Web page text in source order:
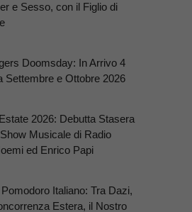
e Sesso, con il Figlio di
Doomsday: In Arrivo 4
Settembre e Ottobre 2026
2026: Debutta Stasera
Musicale di Radio
ed Enrico Papi
Pomodoro Italiano: Tra Dazi,
Estera, il Nostro